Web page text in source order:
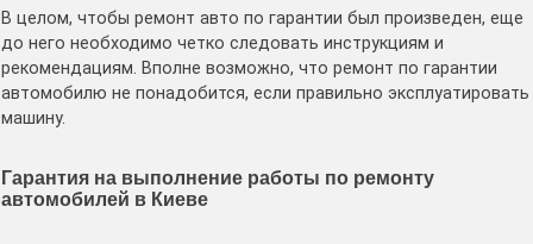
В целом, чтобы ремонт авто по гарантии был произведен, еще
до него необходимо четко следовать инструкциям и
рекомендациям. Вполне возможно, что ремонт по гарантии
автомобилю не понадобится, если правильно эксплуатировать
машину.
Гарантия на выполнение работы по ремонту
автомобилей в Киеве